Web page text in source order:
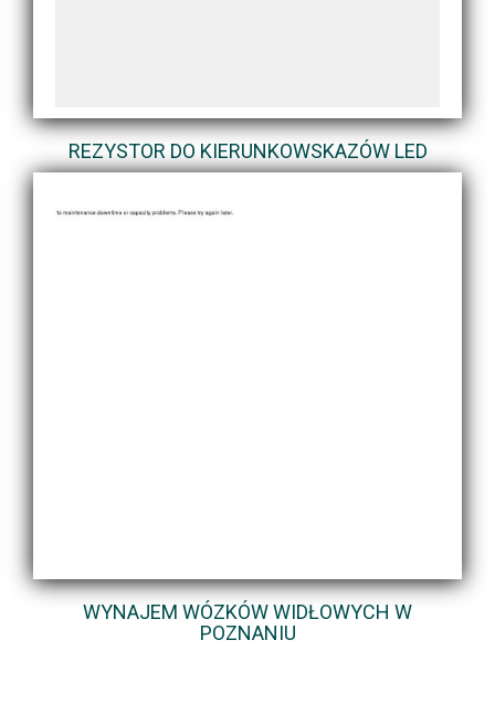
REZYSTOR DO KIERUNKOWSKAZÓW LED
WYNAJEM WÓZKÓW WIDŁOWYCH W
POZNANIU